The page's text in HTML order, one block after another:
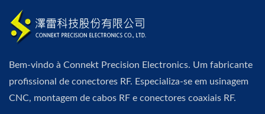
Bem-vindo à Connekt Precision Electronics. Um fabricante
profissional de conectores RF. Especializa-se em usinagem
CNC, montagem de cabos RF e conectores coaxiais RF.